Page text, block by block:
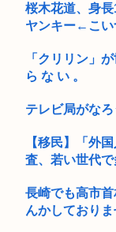
【動画】役満ボ
ペルソナ、お尻
【台風15号】クル
潟、富山...
桜木花道、身
ヤンキー←こい
「クリリン」
ら な い 。
テレビ局がな
【移民】「外
査、若い世代で
長崎でも高市
んかしており